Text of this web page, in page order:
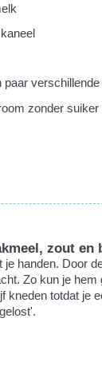
paar
zonder suiker
zout en
je handen. Door
Zo kun je
kneden totdat je